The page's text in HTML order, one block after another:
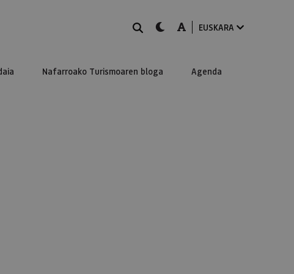
BILATUdark-mode
A-modeEUSKARA
Nafarroako Turismoaren bloga Agenda